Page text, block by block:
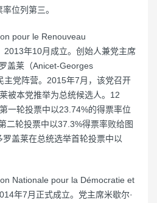
位列第三。
pour le Renouveau
2013年10月成立。创始人兼党主席
盖莱（Anicet-Georges
主党阵营。2015年7月，该党召开
被本党推举为总统候选人。12
一轮投票中以23.74%的得票率位
二轮投票中以37.3%得票率败给图
盖莱在总统选举首轮投票中以
Nationale pour la Démocratie et
年7月正式成立。党主席米歇尔·